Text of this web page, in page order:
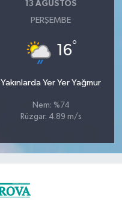
13 AĞUSTOS
PERŞEMBE
16°
Yakınlarda Yer Yer Yağmur
Nem: %74
Rüzgar: 4.89 m/s